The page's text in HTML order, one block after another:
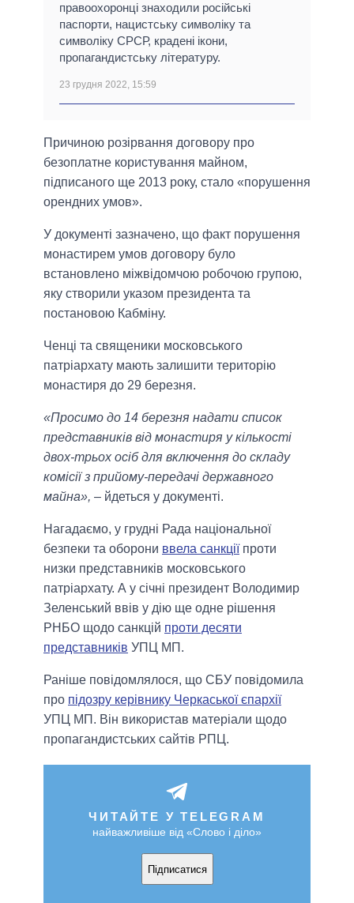
правоохоронці знаходили російські
паспорти, нацистську символіку та
символіку СРСР, крадені ікони,
пропагандистську літературу.
23 грудня 2022, 15:59
Причиною розірвання договору про
безоплатне користування майном,
підписаного ще 2013 року, стало «порушення
орендних умов».
У документі зазначено, що факт порушення
монастирем умов договору було
встановлено міжвідомчою робочою групою,
яку створили указом президента та
постановою Кабміну.
Ченці та священики московського
патріархату мають залишити територію
монастиря до 29 березня.
«Просимо до 14 березня надати список
представників від монастиря у кількості
двох-трьох осіб для включення до складу
комісії з прийому-передачі державного
майна», – йдеться у документі.
Нагадаємо, у грудні Рада національної
безпеки та оборони ввела санкціїпроти
низки представників московського
патріархату. А у січні президент Володимир
Зеленський ввів у дію ще одне рішення
РНБО щодо санкцій проти десяти
представників УПЦ МП.
Раніше повідомлялося, що СБУ повідомила
про підозру керівнику Черкаської єпархії
УПЦ МП. Він використав матеріали щодо
пропагандистських сайтів РПЦ.
ЧИТАЙТЕ У TELEGRAM
найважливіше від «Слово і діло»
Підписатися